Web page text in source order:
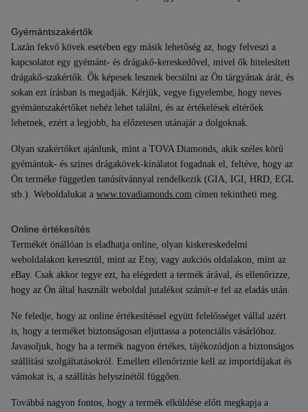
Gyémántszakértők
Lazán fekvő kövek esetében egy másik lehetőség az, hogy felveszi a
kapcsolatot egy gyémánt- és drágakő-kereskedővel, mivel ők hitelesített
drágakő-szakértők. Ők képesek lesznek becsülni az Ön tárgyának árát, és
sokan ezt írásban is megadják. Kérjük, vegye figyelembe, hogy neves
gyémántszakértőket nehéz lehet találni, és az értékelések eltérőek
lehetnek, ezért a legjobb, ha előzetesen utánajár a dolgoknak.
Olyan szakértőket ajánlunk, mint a TOVA Diamonds, akik széles körű
gyémántok- és színes drágakövek-kínálatot fogadnak el, feltéve, hogy az
Ön terméke független tanúsítvánnyal rendelkezik (GIA, IGI, HRD, EGL
stb.). Weboldalukat a www.tovadiamonds.com címen tekintheti meg.
Online értékesítés
Termékét önállóan is eladhatja online, olyan kiskereskedelmi
weboldalakon keresztül, mint az Etsy, vagy aukciós oldalakon, mint az
eBay. Csak akkor tegye ezt, ha elégedett a termék árával, és ellenőrizze,
hogy az Ön által használt weboldal jutalékot számít-e fel az eladás után.
Ne feledje, hogy az online értékesítéssel együtt felelősséget vállal azért
is, hogy a terméket biztonságosan eljuttassa a potenciális vásárlóhoz.
Javasoljuk, hogy ha a termék nagyon értékes, tájékozódjon a biztonságos
szállítási szolgáltatásokról. Emellett ellenőriznie kell az importdíjakat és
vámokat is, a szállítás helyszínétől függően.
Továbbá nagyon fontos, hogy a termék elküldése előtt megkapja a